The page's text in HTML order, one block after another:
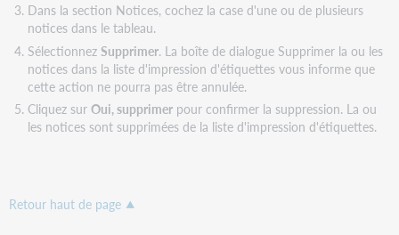
Dans la section Notices, cochez la case d'une ou de plusieurs
notices dans le tableau.
Sélectionnez Supprimer. La boîte de dialogue Supprimer la ou les
notices dans la liste d'impression d'étiquettes vous informe que
cette action ne pourra pas être annulée.
Cliquez sur Oui, supprimerpour confirmer la suppression. La ou
les notices sont supprimées de la liste d'impression d'étiquettes.
Retour haut de page